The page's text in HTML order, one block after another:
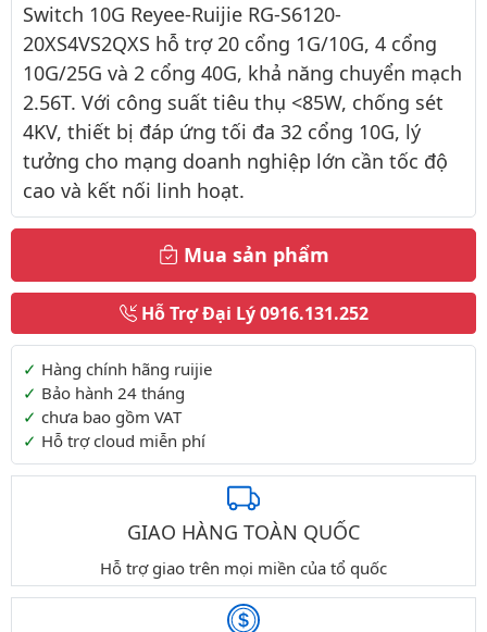
Switch 10G Reyee-Ruijie RG-S6120-
20XS4VS2QXS hỗ trợ 20 cổng 1G/10G, 4 cổng
10G/25G và 2 cổng 40G, khả năng chuyển mạch
2.56T. Với công suất tiêu thụ <85W, chống sét
4KV, thiết bị đáp ứng tối đa 32 cổng 10G, lý
tưởng cho mạng doanh nghiệp lớn cần tốc độ
cao và kết nối linh hoạt.
Mua sản phẩm
Hỗ Trợ Đại Lý0916.131.252
Thông tin thêm
Hàng chính hãng ruijie
Bảo hành 24 tháng
chưa bao gồm VAT
Hỗ trợ cloud miễn phí
GIAO HÀNG TOÀN QUỐC
Hỗ trợ giao trên mọi miền của tổ quốc